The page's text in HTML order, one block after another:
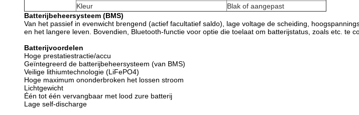
Kleur
Blak of aangepast
Batterijbeheersysteem (BMS)
Van het passief in evenwicht brengend (actief facultatief saldo), lage voltage de scheiding,
en het langere leven. Bovendien, Bluetooth-functie voor optie die toelaat om batterijstatus, zoals etc. te
Batterijvoordelen
Hoge prestatiestractie/accu
Geïntegreerd de batterijbeheersysteem (van BMS)
Veilige lithiumtechnologie (LiFePO4)
Hoge maximum ononderbroken het lossen stroom
Lichtgewicht
Één tot één vervangbaar met lood zure batterij
Lage self-discharge